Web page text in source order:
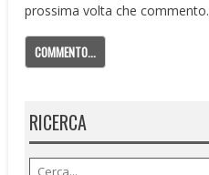
prossima volta che commento.
RICERCA